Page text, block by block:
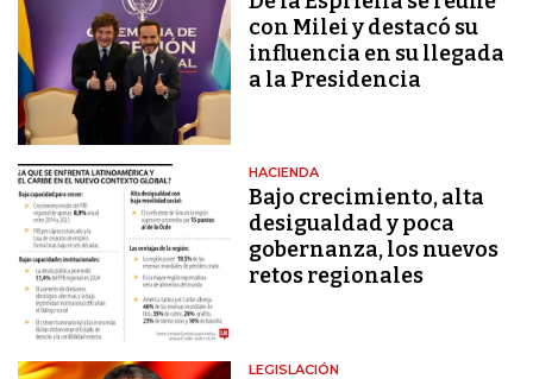
con Milei y destacó su
influencia en su llegada
a la Presidencia
HACIENDA
Bajo crecimiento, alta
desigualdad y poca
gobernanza, los nuevos
retos regionales
LEGISLACIÓN